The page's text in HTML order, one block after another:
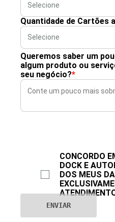
Quantidade de Cartões
Queremos saber um
algum produto ou
seu negócio?*
CONCORDO
DOCK E
DOS MEUS